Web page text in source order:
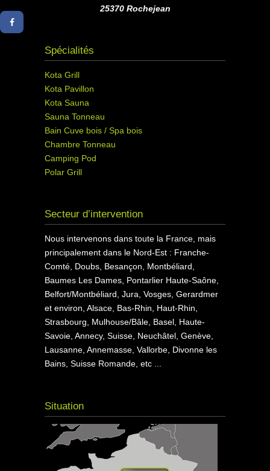
25370 Rochejean
Spécialités
Kota Grill
Kota Pavillon
Kota Sauna
Sauna Tonneau
Bain Cuve bois / Spa bois
Chambre Tonneau
Camping Pod
Polar Grill
Secteur d’intervention
Nous intervenons dans toute la France, mais
principalement dans le Nord-Est : Franche-
Comté, Doubs, Besançon, Montbéliard,
Baumes Les Dames, Pontarlier Haute-Saône,
Belfort/Montbéliard, Jura, Vosges, Gerardmer
et environ, Alsace, Bas-Rhin, Haut-Rhin,
Strasbourg, Mulhouse/Bâle, Basel, Haute-
Savoie, Annecy, Suisse, Neuchâtel, Genève,
Lausanne, Annemasse, Vallorbe, Divonne les
Bains, Suisse Romande, etc ...
Situation